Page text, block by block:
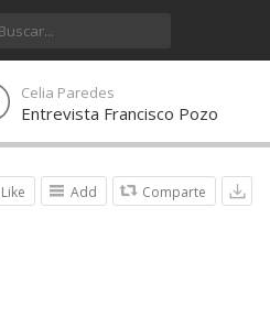
Celia Paredes
Entrevista Francisco Pozo
Like Add Comparte